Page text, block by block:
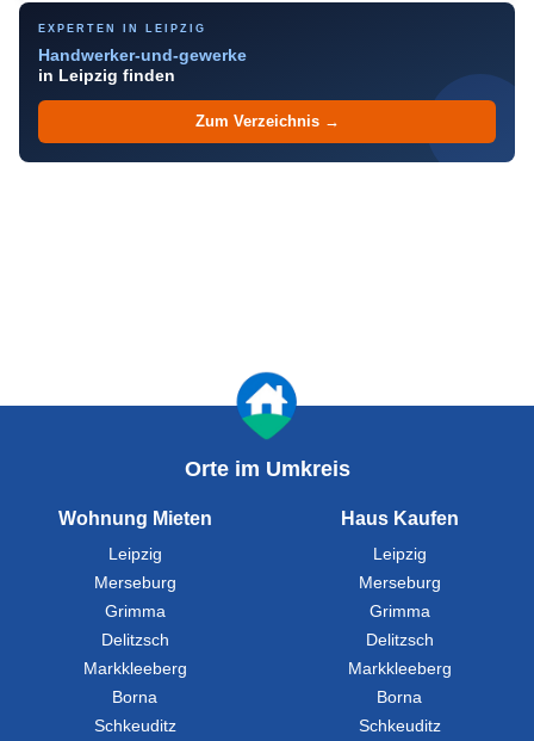
EXPERTEN IN LEIPZIG
Handwerker-und-gewerke
in Leipzig finden
Zum Verzeichnis →
Orte im Umkreis
Wohnung Mieten
Leipzig
Merseburg
Grimma
Delitzsch
Markkleeberg
Borna
Schkeuditz
Haus Kaufen
Leipzig
Merseburg
Grimma
Delitzsch
Markkleeberg
Borna
Schkeuditz